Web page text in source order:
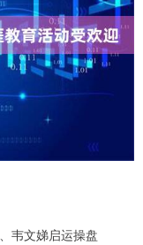
韦文娣启运操盘